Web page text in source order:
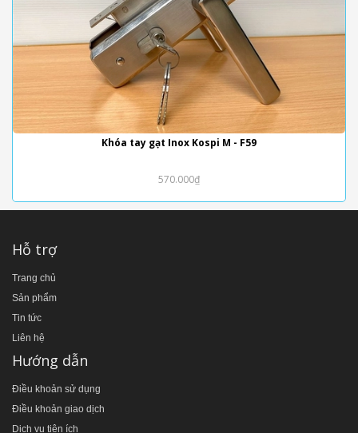
Khóa tay gạt Inox Kospi M - F59
570.000₫
Hỗ trợ
Trang chủ
Sản phẩm
Tin tức
Liên hệ
Hướng dẫn
Điều khoản sử dụng
Điều khoản giao dịch
Dịch vụ tiện ích